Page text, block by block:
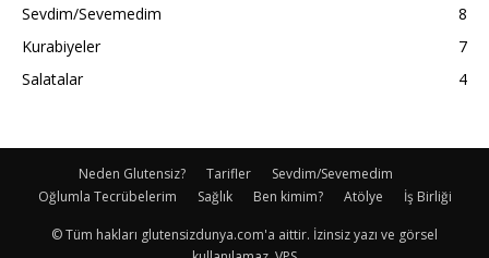
Sevdim/Sevemedim
8
Kurabiyeler
7
Salatalar
4
Neden Glutensiz? Tarifler
Sevdim/Sevemedim
Oğlumla Tecrübelerim
Sağlık Ben kimim? Atölye İş Birliği
© Tüm hakları glutensizdunya.com'a aittir. İzinsiz yazı ve görsel